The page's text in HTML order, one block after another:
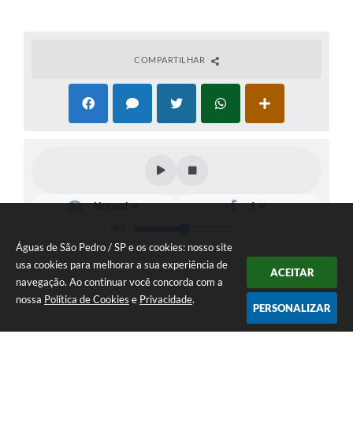
Águas de São Pedro / SP e os cookies: nosso site
usa cookies para melhorar a sua experiência de
navegação. Ao continuar você concorda com a
nossa Política de Cookies e Privacidade.
ACEITAR
PERSONALIZAR
COMPARTILHAR